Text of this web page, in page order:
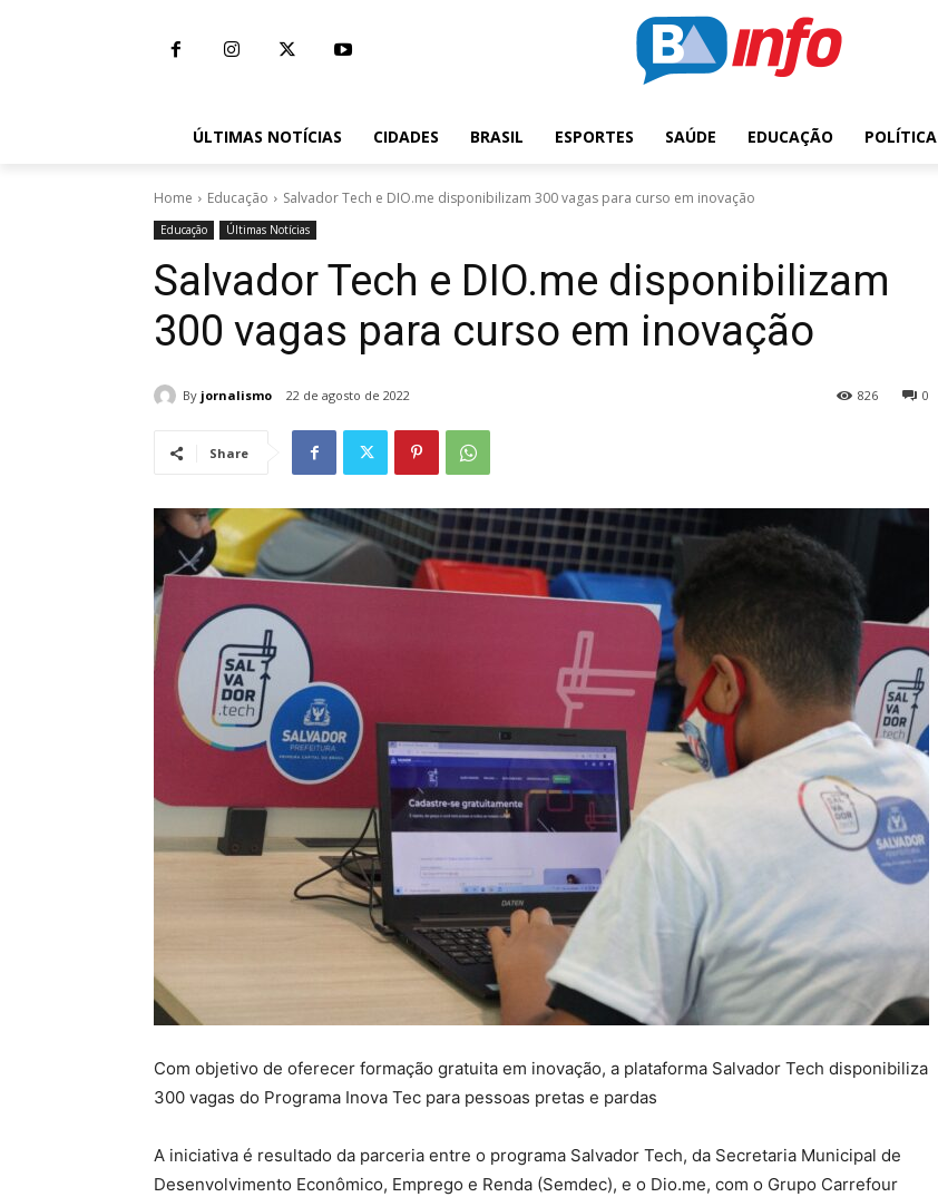
ÚLTIMAS NOTÍCIAS CIDADES BRASIL ESPORTES SAÚDE EDUCAÇÃO POLÍTICA
Home Educação Salvador Tech e DIO.me disponibilizam 300 vagas para curso em inovação
Educação Últimas Notícias
Salvador Tech e DIO.me disponibilizam
300 vagas para curso em inovação
By jornalismo 22 de agosto de 2022 0
826
Share
Com objetivo de oferecer formação gratuita em inovação, a plataforma Salvador Tech disponibiliza
300 vagas do Programa Inova Tec para pessoas pretas e pardas
A iniciativa é resultado da parceria entre o programa Salvador Tech, da Secretaria Municipal de
Desenvolvimento Econômico, Emprego e Renda (Semdec), e o Dio.me, com o Grupo Carrefour